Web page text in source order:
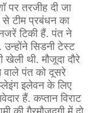
पर तरजीह दी जा
से टीम प्रबंधन का
टिकी हैं. पंत ने
सिडनी टेस्ट
खेली थी. मौजूदा दौरे
पंत को दूसरे
इलेवन के लिए
हैं. कप्तान विराट